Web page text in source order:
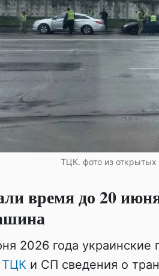
ТЦК. фото из открытых
время до 20
2026 года украинские
ТЦК и СП сведения о